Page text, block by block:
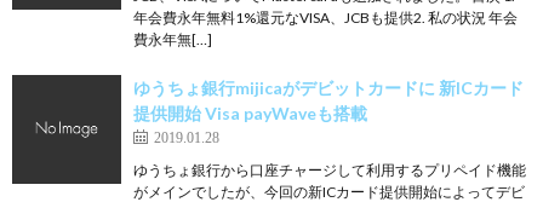
年会費永年無料1%還元なVISA、JCBも提供2. 私の状況 年会
費永年無[…]
ゆうちょ銀行mijicaがデビットカードに 新ICカード
提供開始 Visa payWaveも搭載
2019.01.28
ゆうちょ銀行から口座チャージして利用するプリペイド機能
がメインでしたが、今回の新ICカード提供開始によってデビ